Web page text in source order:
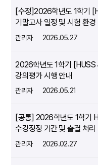
[수정]2026학년도 1학기
기말고사 일정 및 시험 환경
관리자 2026.05.27
2026학년도 1학기 [HUSS
강의평가 시행 안내
관리자 2026.05.21
[공통] 2026학년도 1학기
수강정정 기간 및 출결 처리
관리자 2026.02.27